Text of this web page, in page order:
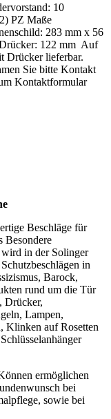
10
PZ Maße
283 mm x 56
122 mm Auf
Drücker lieferbar.
Sie bitte Kontakt
Kontaktformular
Beschläge für
Besondere
in der Solinger
in
Barock,
rund um die Tür
Drücker,
Lampen,
Klinken auf Rosetten
ermöglichen
bei
sowie bei